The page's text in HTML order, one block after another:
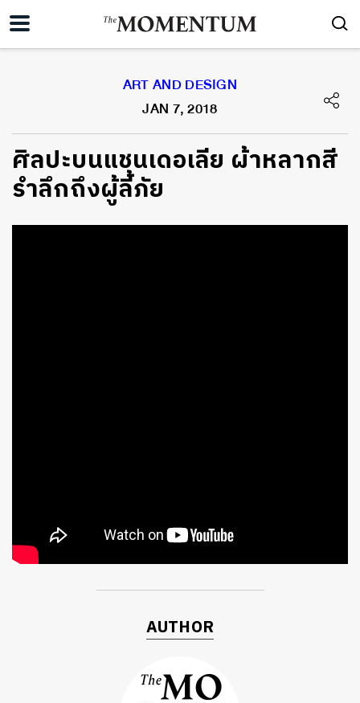
ART AND DESIGN
JAN 7, 2018
ศิลปะบนแชนเดอเลีย ผ้าหลากสี
รำลึกถึงผู้ลี้ภัย
AUTHOR